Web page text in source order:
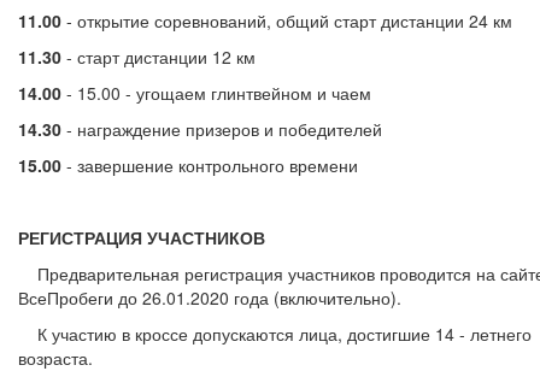
11.00 - открытие соревнований, общий старт дистанции 24 км
11.30 - старт дистанции 12 км
14.00 - 15.00 - угощаем глинтвейном и чаем
14.30 - награждение призеров и победителей
15.00 - завершение контрольного времени
РЕГИСТРАЦИЯ УЧАСТНИКОВ
Предварительная регистрация участников проводится на
ВсеПробеги до 26.01.2020 года (включительно).
К участию в кроссе допускаются лица, достигшие 14 - летнего
возраста.